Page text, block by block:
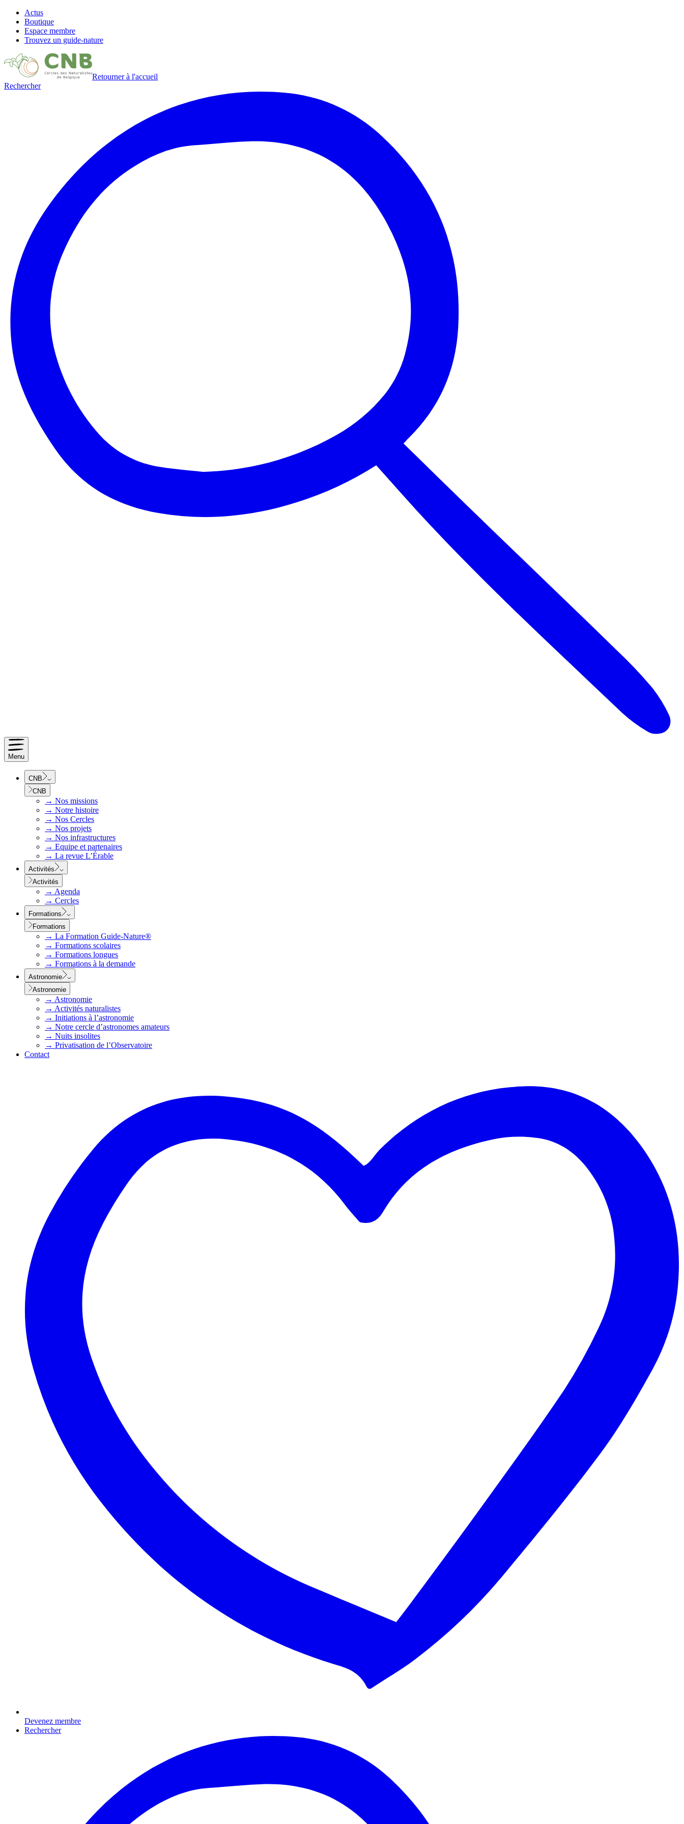
Actus
Boutique
Espace membre
Trouvez un guide-nature
Retourner à l'accueil
Rechercher
Menu
CNB
CNB
→ Nos missions
→ Notre histoire
→ Nos Cercles
→ Nos projets
→ Nos infrastructures
→ Equipe et partenaires
→ La revue L’Érable
Activités
Activités
→ Agenda
→ Cercles
Formations
Formations
→ La Formation Guide-Nature®
→ Formations scolaires
→ Formations longues
→ Formations à la demande
Astronomie
Astronomie
→ Astronomie
→ Activités naturalistes
→ Initiations à l’astronomie
→ Notre cercle d’astronomes amateurs
→ Nuits insolites
→ Privatisation de l’Observatoire
Contact
Devenez membre
Rechercher